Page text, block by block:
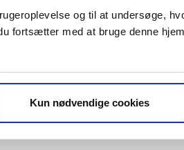
og til at undersøge,
fortsætter med at bruge denne
Kun nødvendige cookies